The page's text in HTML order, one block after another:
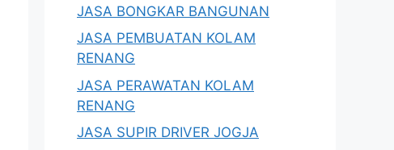
JASA BONGKAR BANGUNAN
JASA PEMBUATAN KOLAM
RENANG
JASA PERAWATAN KOLAM
RENANG
JASA SUPIR DRIVER JOGJA